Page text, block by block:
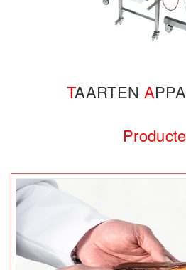
TAARTEN A